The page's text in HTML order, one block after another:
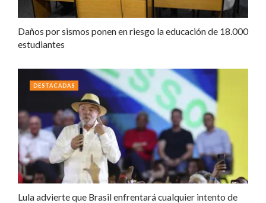
Daños por sismos ponen en riesgo la educación de 18.000
estudiantes
Lula advierte que Brasil enfrentará cualquier intento de
DESTACADAS